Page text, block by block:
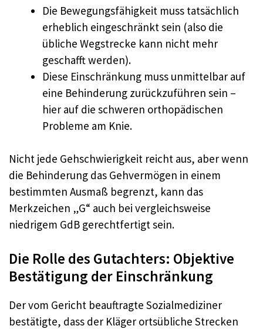
Die Bewegungsfähigkeit muss tatsächlich
erheblich eingeschränkt sein (also die
übliche Wegstrecke kann nicht mehr
geschafft werden).
Diese Einschränkung muss unmittelbar auf
eine Behinderung zurückzuführen sein –
hier auf die schweren orthopädischen
Probleme am Knie.
Nicht jede Gehschwierigkeit reicht aus, aber wenn
die Behinderung das Gehvermögen in einem
bestimmten Ausmaß begrenzt, kann das
Merkzeichen „G“ auch bei vergleichsweise
niedrigem GdB gerechtfertigt sein.
Die Rolle des Gutachters: Objektive
Bestätigung der Einschränkung
Der vom Gericht beauftragte Sozialmediziner
bestätigte, dass der Kläger ortsübliche Strecken